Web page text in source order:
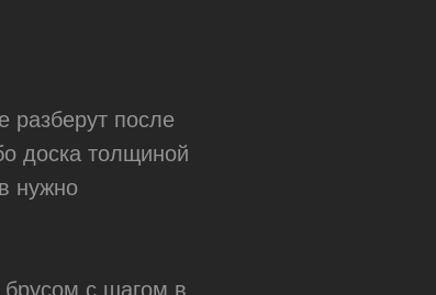
разберут после
доска толщиной
нужно
с шагом в